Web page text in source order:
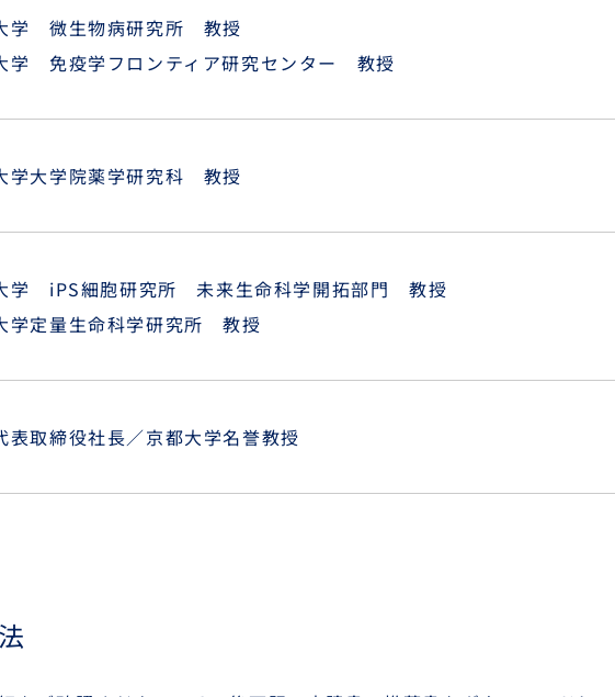
学 微生物病研究所 教授
学 免疫学フロンティア研究センター 教授
学大学院薬学研究科 教授
学 iPS細胞研究所 未来生命科学開拓部門 教授
学定量生命科学研究所 教授
表取締役社長／京都大学名誉教授